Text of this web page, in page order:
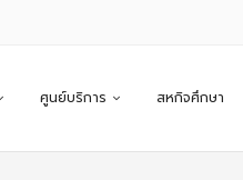
ศูนย์บริการ สหกิจศึกษา